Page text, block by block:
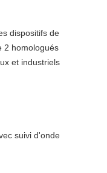
dispositifs de
2 homologués
et industriels
suivi d'onde